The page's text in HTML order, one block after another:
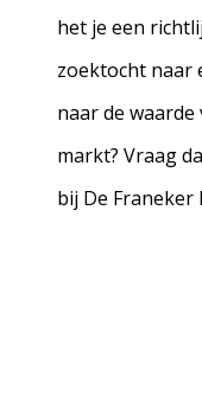
het je een
zoektocht naar
naar de
markt? Vraag
bij De Franeker